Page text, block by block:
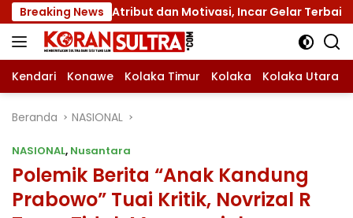
Langsung
ke
konten
Breaking News
dengan Atribut dan Motivasi, Incar Gelar Terbaik di
Kendari Konawe Kolaka Timur Kolaka Kolaka Utara
Beranda NASIONAL
NASIONAL, Nusantara
Polemik Berita “Anak Kandung
Prabowo” Tuai Kritik, Novrizal R